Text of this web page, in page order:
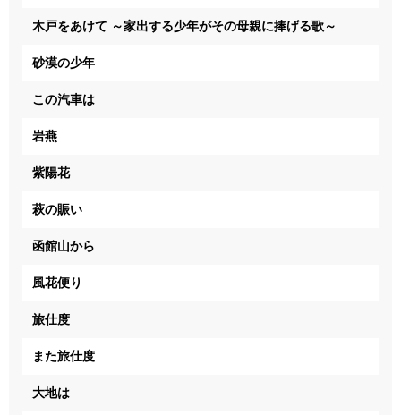
木戸をあけて ～家出する少年がその母親に捧げる歌～
砂漠の少年
この汽車は
岩燕
紫陽花
萩の賑い
函館山から
風花便り
旅仕度
また旅仕度
大地は